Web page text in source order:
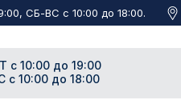
СБ-ВС с 10:00 до 18:00.
с 10:00 до 19:00
с 10:00 до 18:00